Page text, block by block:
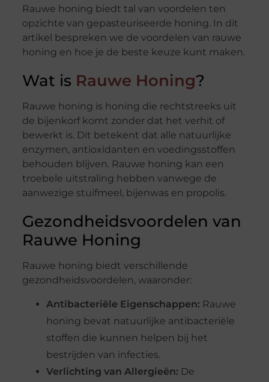
Rauwe honing biedt tal van voordelen ten
opzichte van gepasteuriseerde honing. In dit
artikel bespreken we de voordelen van rauwe
honing en hoe je de beste keuze kunt maken.
Wat is Rauwe Honing?
Rauwe honing is honing die rechtstreeks uit
de bijenkorf komt zonder dat het verhit of
bewerkt is. Dit betekent dat alle natuurlijke
enzymen, antioxidanten en voedingsstoffen
behouden blijven. Rauwe honing kan een
troebele uitstraling hebben vanwege de
aanwezige stuifmeel, bijenwas en propolis.
Gezondheidsvoordelen van
Rauwe Honing
Rauwe honing biedt verschillende
gezondheidsvoordelen, waaronder:
Antibacteriële Eigenschappen: Rauwe
honing bevat natuurlijke antibacteriële
stoffen die kunnen helpen bij het
bestrijden van infecties.
Verlichting van Allergieën: De